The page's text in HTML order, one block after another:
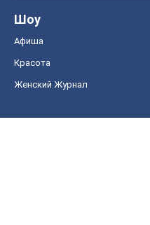
Шоу
Афиша
Красота
Женский Журнал